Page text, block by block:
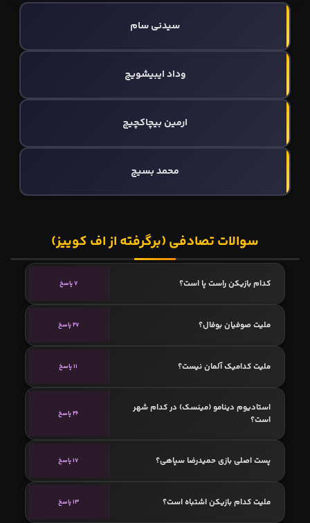
سیدنی سام
وداد ایبیشویچ
ارمین بیچاکچیچ
محمد بسیچ
سوالات تصادفی (برگرفته از اف کوییز)
کدام بازیکن راست پا است؟ 7 پاسخ
ملیت صوفیان بوفال؟ 27 پاسخ
ملیت کدامیک آلمان نیست؟ 11 پاسخ
استادیوم دینامو (مینسک) در کدام شهر
است؟
26 پاسخ
پست اصلی بازی حمیدرضا سپاهی؟ 17 پاسخ
ملیت کدام بازیکن اشتباه است؟ 13 پاسخ